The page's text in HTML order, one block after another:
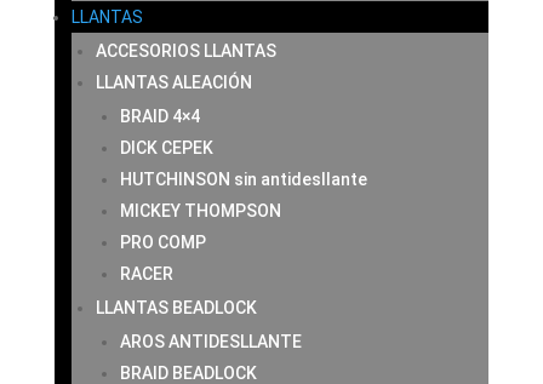
LLANTAS
ACCESORIOS LLANTAS
LLANTAS ALEACIÓN
BRAID 4×4
DICK CEPEK
HUTCHINSON sin antidesllante
MICKEY THOMPSON
PRO COMP
RACER
LLANTAS BEADLOCK
AROS ANTIDESLLANTE
BRAID BEADLOCK